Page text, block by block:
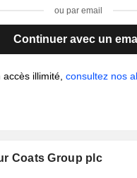
ou par email
Continuer avec un
accès illimité,consultez nos
Coats Group plc